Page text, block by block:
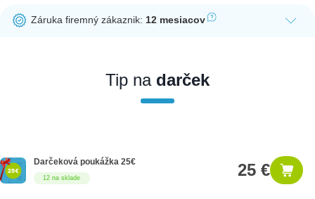
potrebná registrácia zákazníckeho účtu.
Záruka firemný zákaznik:12 mesiacov
nakupovať ako firemný zákazník, musíte sa pred nákupom
registrovať. Registrácia podlieha overeniu.
Tip nadarček
12 na sklade
Darčeková poukážka 25€ 25 €